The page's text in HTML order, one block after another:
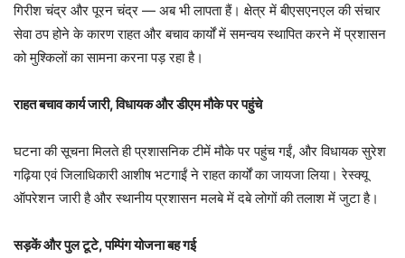
गिरीश चंद्र और पूरन चंद्र — अब भी लापता हैं। क्षेत्र में बीएसएनएल की संचार
सेवा ठप होने के कारण राहत और बचाव कार्यों में समन्वय स्थापित करने में प्रशासन
को मुश्किलों का सामना करना पड़ रहा है।
राहत बचाव कार्य जारी, विधायक और डीएम मौके पर पहुंचे
घटना की सूचना मिलते ही प्रशासनिक टीमें मौके पर पहुंच गईं, और विधायक सुरेश
गढ़िया एवं जिलाधिकारी आशीष भटगाईं ने राहत कार्यों का जायजा लिया। रेस्क्यू
ऑपरेशन जारी है और स्थानीय प्रशासन मलबे में दबे लोगों की तलाश में जुटा है।
सड़कें और पुल टूटे, पम्पिंग योजना बह गई